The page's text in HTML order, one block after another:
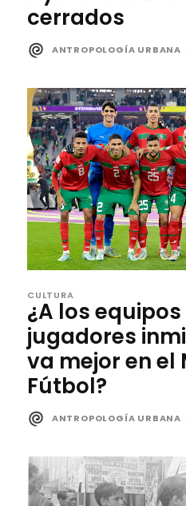
cerrados
ANTROPOLOGÍA URBANA
CULTURA
¿A los
jugadores
va mejor en el
Fútbol?
ANTROPOLOGÍA URBANA